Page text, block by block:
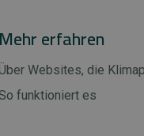
Mehr erfahren
Websites, die
funktioniert es